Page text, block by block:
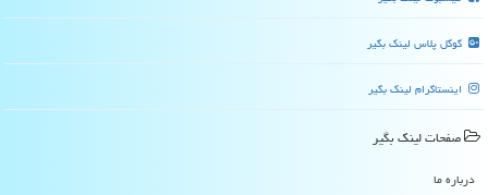
گوگل پلاس لینک بگیر
اینستاگرام لینک بگیر
صفحات لینك بگیر
درباره ما